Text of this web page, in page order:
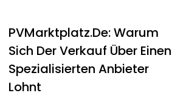
PVMarktplatz.de: Warum
Sich Der Verkauf Über Einen
Spezialisierten Anbieter
Lohnt